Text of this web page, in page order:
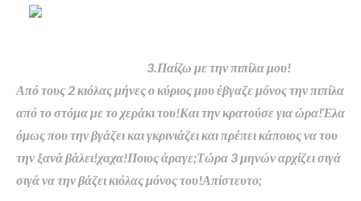
3.Παίζω με την πιπίλα μου!
Από τους 2 κιόλας μήνες ο κύριος μου έβγαζε μόνος την πιπίλα
από το στόμα με το χεράκι του!Και την κρατούσε για ώρα!Έλα
όμως που την βγάζει και γκρινιάζει και πρέπει κάποιος να του
την ξανά βάλει!χαχα!Ποιος άραγε;Τώρα 3 μηνών αρχίζει σιγά
σιγά να την βάζει κιόλας μόνος του!Απίστευτο;